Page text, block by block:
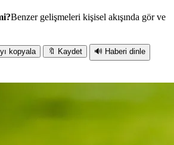
Benzer gelişmeleri kişisel akışında gör ve
kopyala 🔖 Kaydet 🔊 Haberi dinle